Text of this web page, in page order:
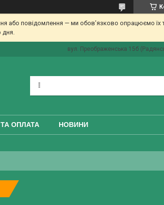
повідомлення — ми обов’язково опрацюємо їх
дня.
вул. Преображенська 15б
ОПЛАТА НОВИНИ